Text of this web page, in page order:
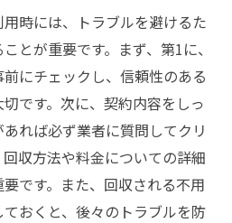
時には、トラブルを避けるた
とが重要です。まず、第1に、
にチェックし、信頼性のある
です。次に、契約内容をしっ
れば必ず業者に質問してクリ
収方法や料金についての詳細
です。また、回収される不用
おくと、後々のトラブルを防